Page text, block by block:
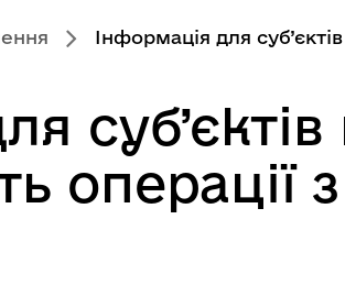
Інформація для
операції